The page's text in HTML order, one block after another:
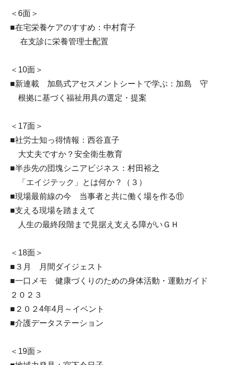
＜6面＞
■在宅栄養ケアのすすめ：中村育子
在支診に栄養管理士配置
＜10面＞
■新連載 加島式アセスメントシートで学ぶ：加島 守
根拠に基づく福祉用具の選定・提案
＜17面＞
■社労士知っ得情報：西谷直子
大丈夫ですか？安全衛生教育
■半歩先の団塊シニアビジネス：村田裕之
「エイジテック」とは何か？（３）
■現場最前線の今 当事者と共に働く場を作る⑪
■支える現場を踏まえて
人生の最終段階まで見据え支える障がいＧＨ
＜18面＞
■３月 月間ダイジェスト
■一口メモ 健康づくりのための身体活動・運動ガイド
２０２３
■２０２4年4月～イベント
■介護データステーション
＜19面＞